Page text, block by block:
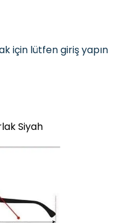
için lütfen giriş yapın
Siyah